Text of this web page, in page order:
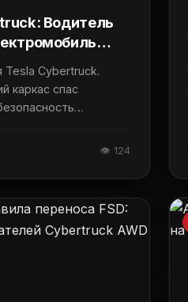
Водитель
Tesla Cybertruck.
каркас спас
👁 124